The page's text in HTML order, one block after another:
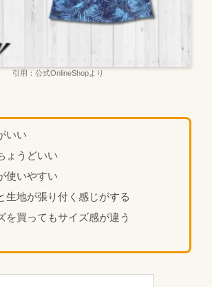
引用：公式OnlineShopより
いい
ょうどいい
使いやすい
生地が張り付く感じがする
を買ってもサイズ感が違う